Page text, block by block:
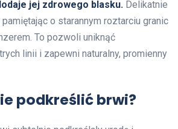
jej zdrowego blasku. Delikatnie
pamiętając o starannym roztarciu granic
To pozwoli uniknąć
linii i zapewni naturalny, promienny
podkreślić brwi?